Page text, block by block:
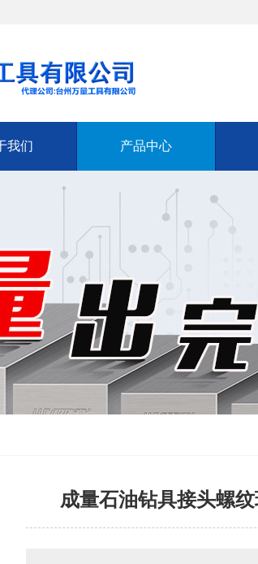
我们 产品中心
成量石油钻具接头螺